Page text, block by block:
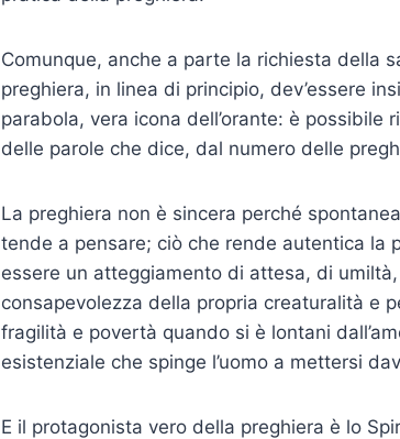
Comunque, anche a parte la richiesta della
preghiera, in linea di principio, dev’essere
parabola, vera icona dell’orante: è
delle parole che dice, dal numero delle
La preghiera non è sincera perché
tende a pensare; ciò che rende autentica la
essere un atteggiamento di attesa, di
consapevolezza della propria creaturalità e
fragilità e povertà quando si è lontani
esistenziale che spinge l’uomo a mettersi
E il protagonista vero della preghiera è lo